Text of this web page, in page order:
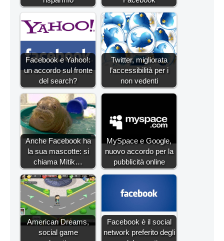
Facebook e Yahoo!:
un accordo sul fronte
del search?
Twitter, migliorata
l’accessibilità per i
non vedenti
Anche Facebook ha
la sua mascotte: si
chiama Mitik…
MySpace e Google,
nuovo accordo per la
pubblicità online
American Dreams,
social game
Facebook è il social
network preferito degli